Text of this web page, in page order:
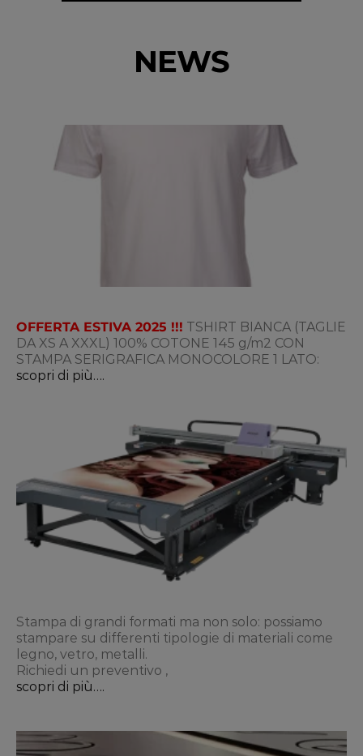
NEWS
OFFERTA ESTIVA 2025 !!! TSHIRT BIANCA (TAGLIE
DA XS A XXXL) 100% COTONE 145 g/m2 CON
STAMPA SERIGRAFICA MONOCOLORE 1 LATO:
scopri di più….
Stampa di grandi formati ma non solo: possiamo
stampare su differenti tipologie di materiali come
legno, vetro, metalli.
Richiedi un preventivo ,
scopri di più….